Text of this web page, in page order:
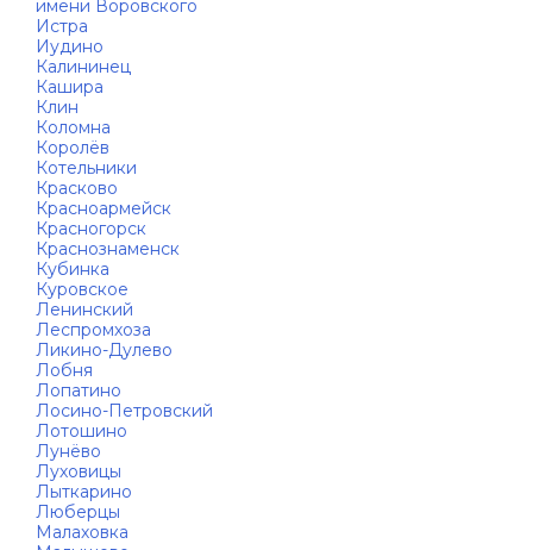
имени Воровского
Истра
Иудино
Калининец
Кашира
Клин
Коломна
Королёв
Котельники
Красково
Красноармейск
Красногорск
Краснознаменск
Кубинка
Куровское
Ленинский
Леспромхоза
Ликино-Дулево
Лобня
Лопатино
Лосино-Петровский
Лотошино
Лунёво
Луховицы
Лыткарино
Люберцы
Малаховка